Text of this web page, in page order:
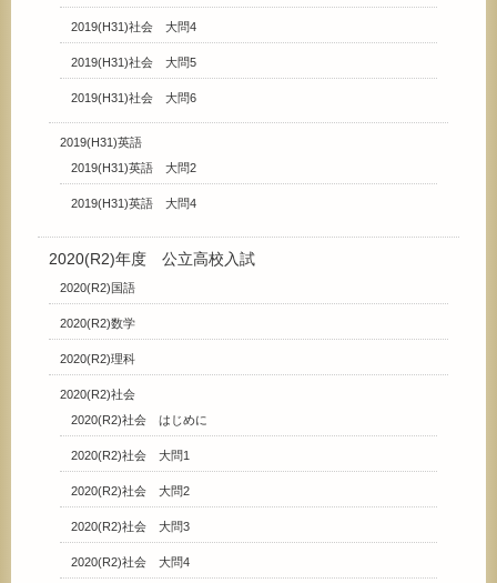
2019(H31)社会 大問4
2019(H31)社会 大問5
2019(H31)社会 大問6
2019(H31)英語
2019(H31)英語 大問2
2019(H31)英語 大問4
2020(R2)年度 公立高校入試
2020(R2)国語
2020(R2)数学
2020(R2)理科
2020(R2)社会
2020(R2)社会 はじめに
2020(R2)社会 大問1
2020(R2)社会 大問2
2020(R2)社会 大問3
2020(R2)社会 大問4